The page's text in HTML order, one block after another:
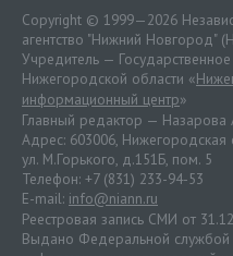
Copyright © 1999—2026
агентство "Нижний Новгород"
Учредитель —
Нижегородской области «
информационный центр»
Главный редактор — Назарова
Адрес: 603006, Нижегородская
ул. М.Горького, д.151Б, пом. 5
Телефон: +7 (831) 233-94-53
E-mail: info@niann.ru
Реестровая запись СМИ от
Выдано Федеральной службой